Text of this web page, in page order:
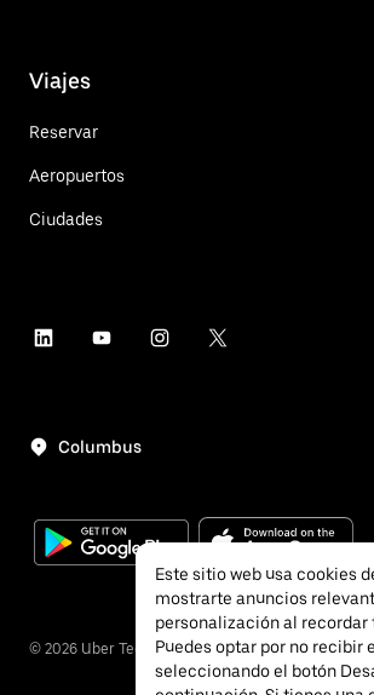
Viajes
Reservar
Aeropuertos
Ciudades
Columbus
© 2026 Uber Technologies, Inc.
Este sitio web usa cookies
mostrarte anuncios
personalización al recordar
Puedes optar por no recibir
seleccionando el botón